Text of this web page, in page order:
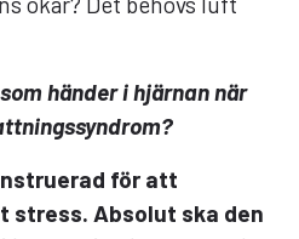
händer i hjärnan när
för att
Absolut ska den